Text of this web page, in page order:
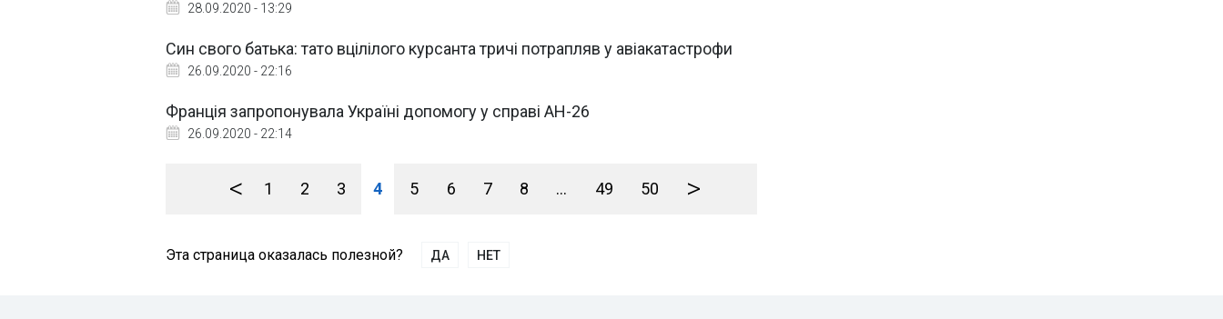
28.09.2020 - 13:29
Син свого батька: тато вцілілого курсанта тричі потрапляв у авіакатастрофи
26.09.2020 - 22:16
Франція запропонувала Україні допомогу у справі АН-26
26.09.2020 - 22:14
< 1 2 3 4 5 6 7 8 ... 49 50 >
Эта страница оказалась полезной? ДА НЕТ